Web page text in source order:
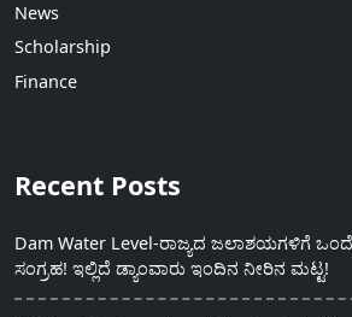
News
Scholarship
Finance
Recent Posts
Dam Water Level-ರಾಜ್ಯದ ಜಲಾಶಯಗಳಿಗೆ
ಸಂಗ್ರಹ! ಇಲ್ಲಿದೆ ಡ್ಯಾಂವಾರು ಇಂದಿನ ನೀರಿನ ಮಟ್ಟ!